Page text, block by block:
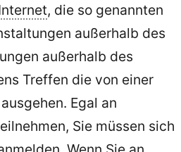
, die so genannten
außerhalb des
außerhalb des
Treffen die von einer
Egal an
Sie müssen sich